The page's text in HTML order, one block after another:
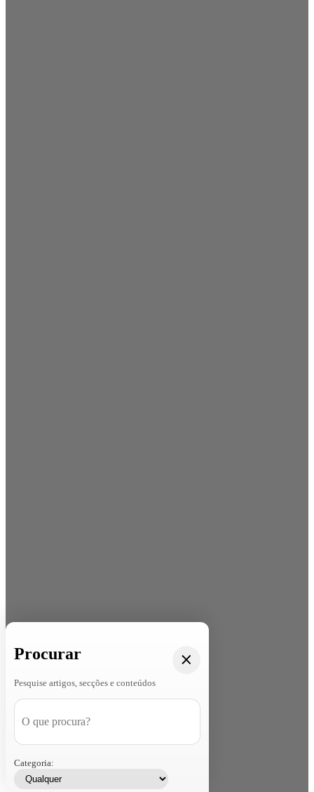
Procurar
Pesquise artigos, secções e conteúdos
Categoria: